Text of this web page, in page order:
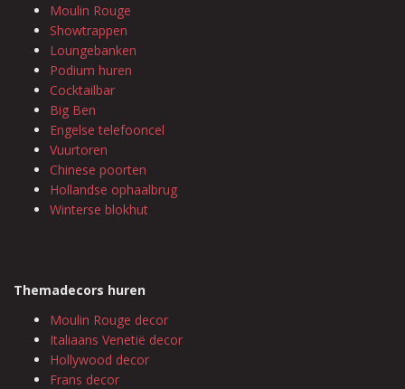
Moulin Rouge
Showtrappen
Loungebanken
Podium huren
Cocktailbar
Big Ben
Engelse telefooncel
Vuurtoren
Chinese poorten
Hollandse ophaalbrug
Winterse blokhut
Themadecors huren
Moulin Rouge decor
Italiaans Venetië decor
Hollywood decor
Frans decor